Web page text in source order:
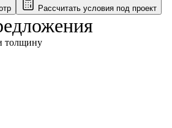
Рассчитать условия под проект
толщину